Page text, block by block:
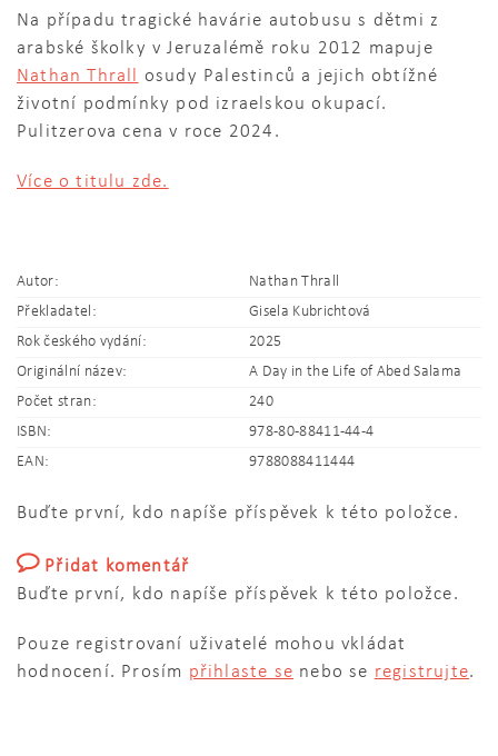
Na případu tragické havárie autobusu s dětmi z
arabské školky v Jeruzalémě roku 2012 mapuje
Nathan Thrall
osudy Palestinců a jejich obtížné
životní podmínky pod izraelskou okupací.
Pulitzerova cena v roce 2024.
Více o titulu zde.
Autor:
Nathan Thrall
Překladatel:
Gisela Kubrichtová
Rok českého vydání:
2025
Originální název:
A Day in the Life of Abed Salama
Počet stran:
240
ISBN:
978-80-88411-44-4
EAN:
9788088411444
Buďte první, kdo napíše příspěvek k této položce.
Přidat komentář
Buďte první, kdo napíše příspěvek k této položce.
Pouze registrovaní uživatelé mohou vkládat
hodnocení. Prosím přihlaste se nebo se registrujte.